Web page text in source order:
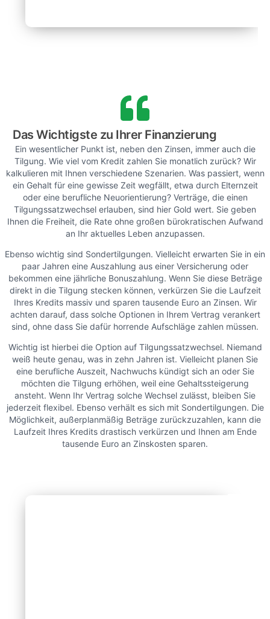
Das Wichtigste zu Ihrer Finanzierung
Ein wesentlicher Punkt ist, neben den Zinsen, immer auch die
Tilgung. Wie viel vom Kredit zahlen Sie monatlich zurück? Wir
kalkulieren mit Ihnen verschiedene Szenarien. Was passiert, wenn
ein Gehalt für eine gewisse Zeit wegfällt, etwa durch Elternzeit
oder eine berufliche Neuorientierung? Verträge, die einen
Tilgungssatzwechsel erlauben, sind hier Gold wert. Sie geben
Ihnen die Freiheit, die Rate ohne großen bürokratischen Aufwand
an Ihr aktuelles Leben anzupassen.
Ebenso wichtig sind Sondertilgungen. Vielleicht erwarten Sie in ein
paar Jahren eine Auszahlung aus einer Versicherung oder
bekommen eine jährliche Bonuszahlung. Wenn Sie diese Beträge
direkt in die Tilgung stecken können, verkürzen Sie die Laufzeit
Ihres Kredits massiv und sparen tausende Euro an Zinsen. Wir
achten darauf, dass solche Optionen in Ihrem Vertrag verankert
sind, ohne dass Sie dafür horrende Aufschläge zahlen müssen.
Wichtig ist hierbei die Option auf Tilgungssatzwechsel. Niemand
weiß heute genau, was in zehn Jahren ist. Vielleicht planen Sie
eine berufliche Auszeit, Nachwuchs kündigt sich an oder Sie
möchten die Tilgung erhöhen, weil eine Gehaltssteigerung
ansteht. Wenn Ihr Vertrag solche Wechsel zulässt, bleiben Sie
jederzeit flexibel. Ebenso verhält es sich mit Sondertilgungen. Die
Möglichkeit, außerplanmäßig Beträge zurückzuzahlen, kann die
Laufzeit Ihres Kredits drastisch verkürzen und Ihnen am Ende
tausende Euro an Zinskosten sparen.